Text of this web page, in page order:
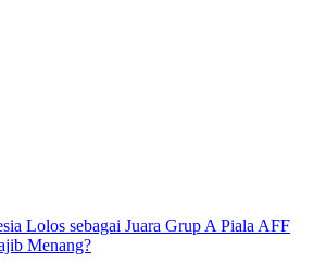
Lolos sebagai Juara Grup A Piala AFF
Menang?